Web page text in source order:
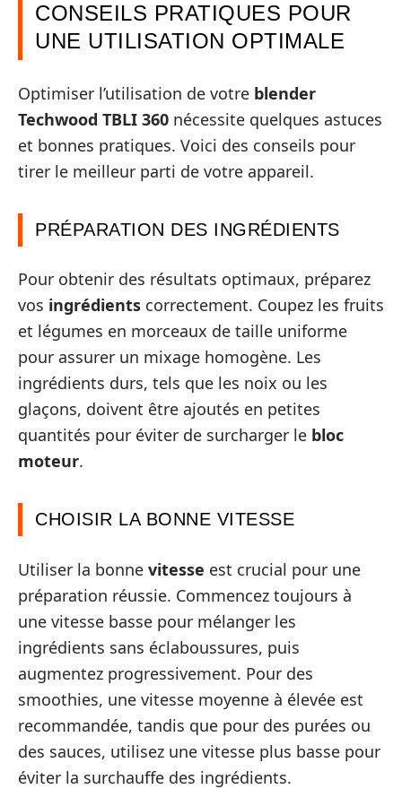
CONSEILS PRATIQUES POUR
UNE UTILISATION OPTIMALE
Optimiser l’utilisation de votre blender
Techwood TBLI 360 nécessite quelques astuces
et bonnes pratiques. Voici des conseils pour
tirer le meilleur parti de votre appareil.
PRÉPARATION DES INGRÉDIENTS
Pour obtenir des résultats optimaux, préparez
vos ingrédients correctement. Coupez les fruits
et légumes en morceaux de taille uniforme
pour assurer un mixage homogène. Les
ingrédients durs, tels que les noix ou les
glaçons, doivent être ajoutés en petites
quantités pour éviter de surcharger le bloc
moteur.
CHOISIR LA BONNE VITESSE
Utiliser la bonne vitesse est crucial pour une
préparation réussie. Commencez toujours à
une vitesse basse pour mélanger les
ingrédients sans éclaboussures, puis
augmentez progressivement. Pour des
smoothies, une vitesse moyenne à élevée est
recommandée, tandis que pour des purées ou
des sauces, utilisez une vitesse plus basse pour
éviter la surchauffe des ingrédients.